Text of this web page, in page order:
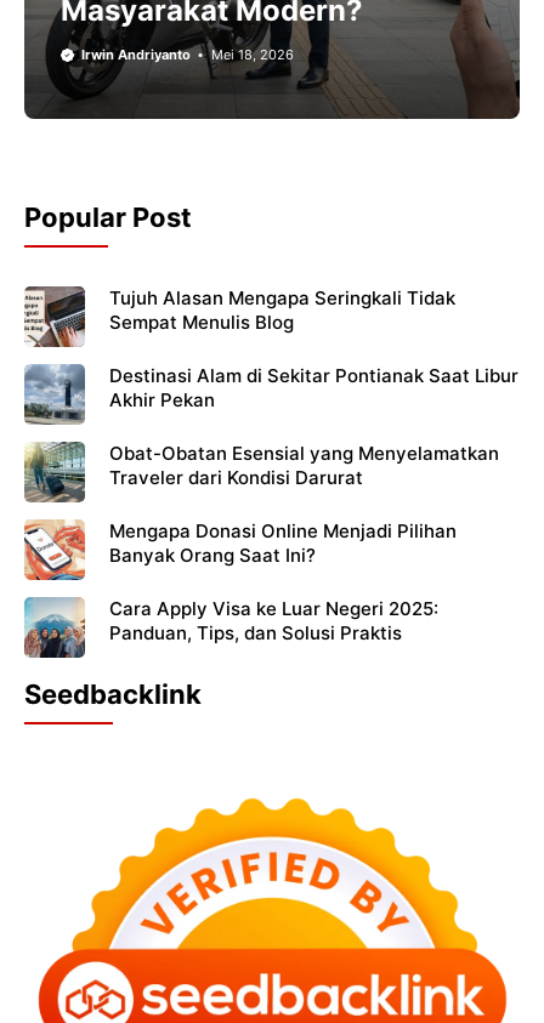
Masyarakat Modern?
Irwin Andriyanto Mei 18, 2026
Popular Post
Tujuh Alasan Mengapa Seringkali Tidak
Sempat Menulis Blog
Destinasi Alam di Sekitar Pontianak Saat Libur
Akhir Pekan
Obat-Obatan Esensial yang Menyelamatkan
Traveler dari Kondisi Darurat
Mengapa Donasi Online Menjadi Pilihan
Banyak Orang Saat Ini?
Cara Apply Visa ke Luar Negeri 2025:
Panduan, Tips, dan Solusi Praktis
Seedbacklink